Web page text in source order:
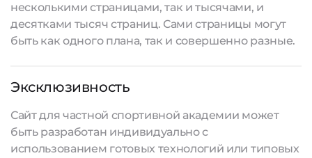
несколькими страницами, так и тысячами, и
десятками тысяч страниц. Сами страницы могут
быть как одного плана, так и совершенно разные.
Эксклюзивность
Сайт для частной спортивной академии может
быть разработан индивидуально с
использованием готовых технологий или типовых